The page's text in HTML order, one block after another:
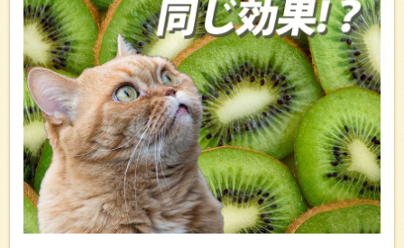
キウイにマタタビと同じ効
本当？